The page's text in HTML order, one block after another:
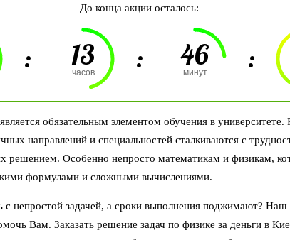
До конца акции осталось:
: 13
часов : 46
минут :
обязательным элементом обучения в университете.
направлений и специальностей сталкиваются с
решением. Особенно непросто математикам и физикам,
формулами и сложными вычислениями.
с непростой задачей, а сроки выполнения поджимают? Наш
Вам. Заказать решение задач по физике за деньги в